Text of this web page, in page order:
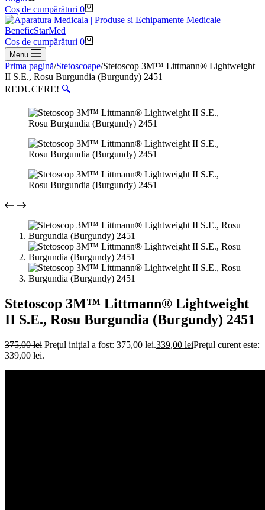
Coș de cumpărături 0
Coș de cumpărături 0
Menu
Prima pagină/Stetoscoape/Stetoscop 3M™ Littmann® Lightweight
II S.E., Rosu Burgundia (Burgundy) 2451
REDUCERE! 🔍
Stetoscop 3M™ Littmann® Lightweight
II S.E., Rosu Burgundia (Burgundy) 2451
375,00lei Prețul inițial a fost: 375,00 lei.339,00 leiPrețul curent este:
339,00 lei.